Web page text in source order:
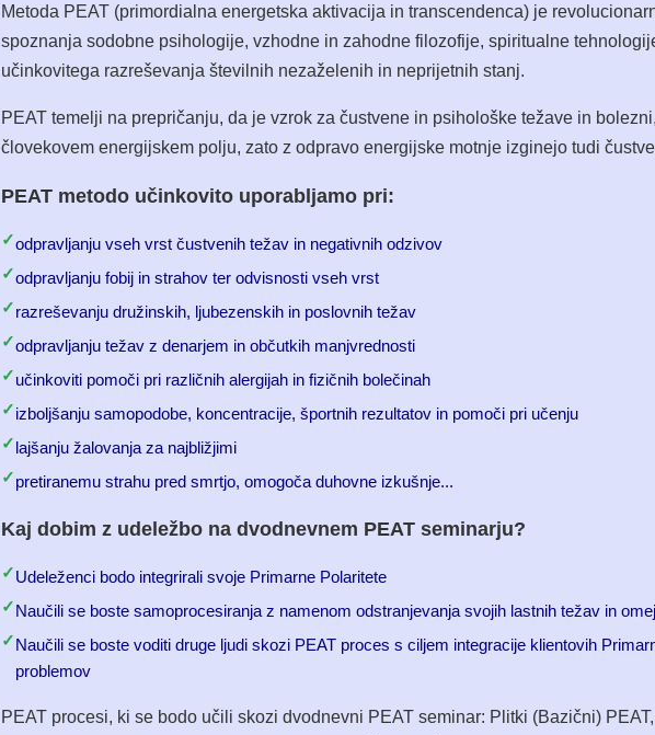
Metoda PEAT (primordialna energetska aktivacija in transcendenca) je
spoznanja sodobne psihologije, vzhodne in zahodne filozofije, spiritualne
učinkovitega razreševanja številnih nezaželenih in neprijetnih stanj.
PEAT temelji na prepričanju, da je vzrok za čustvene in psihološke težave in
človekovem energijskem polju, zato z odpravo energijske motnje izginejo tudi
PEAT metodo učinkovito uporabljamo pri:
✓odpravljanju vseh vrst čustvenih težav in negativnih odzivov
✓odpravljanju fobij in strahov ter odvisnosti vseh vrst
✓razreševanju družinskih, ljubezenskih in poslovnih težav
✓odpravljanju težav z denarjem in občutkih manjvrednosti
✓učinkoviti pomoči pri različnih alergijah in fizičnih bolečinah
✓izboljšanju samopodobe, koncentracije, športnih rezultatov in pomoči pri učenju
✓lajšanju žalovanja za najbližjimi
✓pretiranemu strahu pred smrtjo, omogoča duhovne izkušnje...
Kaj dobim z udeležbo na dvodnevnem PEAT seminarju?
✓Udeleženci bodo integrirali svoje Primarne Polaritete
✓Naučili se boste samoprocesiranja z namenom odstranjevanja svojih lastnih težav in
✓Naučili se boste voditi druge ljudi skozi PEAT proces s ciljem integracije klientovih
problemov
PEAT procesi, ki se bodo učili skozi dvodnevni PEAT seminar: Plitki (Bazični)